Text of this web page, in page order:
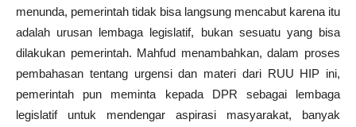
menunda, pemerintah tidak bisa langsung mencabut karena itu
adalah urusan lembaga legislatif, bukan sesuatu yang bisa
dilakukan pemerintah. Mahfud menambahkan, dalam proses
pembahasan tentang urgensi dan materi dari RUU HIP ini,
pemerintah pun meminta kepada DPR sebagai lembaga
legislatif untuk mendengar aspirasi masyarakat, banyak